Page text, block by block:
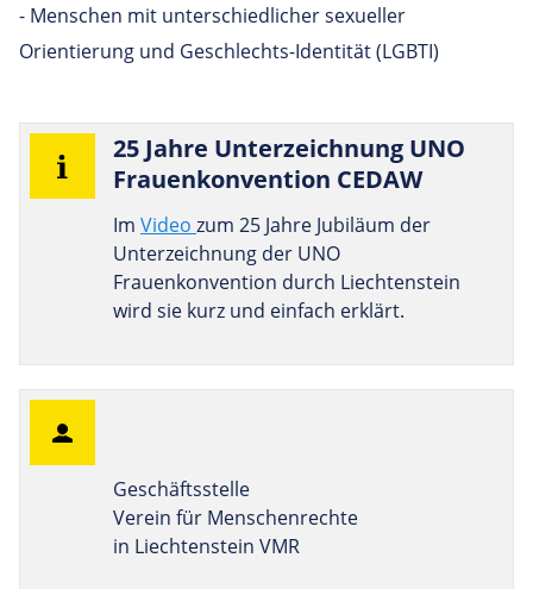
- Menschen mit unterschiedlicher sexueller
Orientierung und Geschlechts-Identität (LGBTI)
25 Jahre Unter­zeich­nung UNO
Frau­en­kon­ven­tion CEDAW
Im Video zum 25 Jahre Jubiläum der
Unterzeichnung der UNO
Frauenkonvention durch Liechtenstein
wird sie kurz und einfach erklärt.
Geschäftsstelle
Verein für Menschenrechte
in Liechtenstein VMR